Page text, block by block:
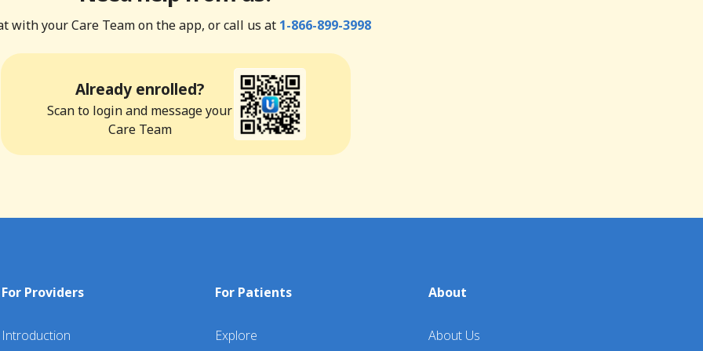
with your Care Team on the app, or call us at 1-866-899-3998
Already enrolled?
Scan to login and message your
Care Team
For Providers
Introduction
For Patients
Explore
About
About Us